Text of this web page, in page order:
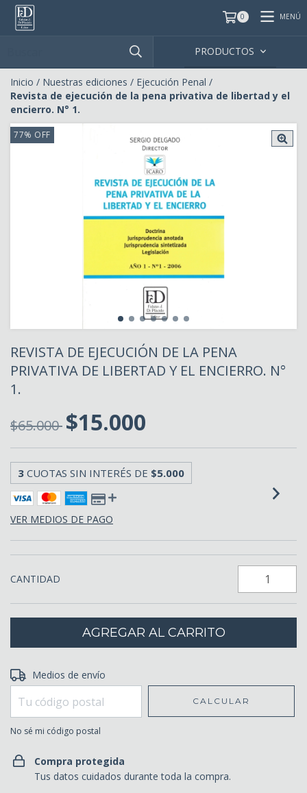
0 MENÚ
PRODUCTOS
Inicio / Nuestras ediciones / Ejecución Penal /
Revista de ejecución de la pena privativa de libertad y el
encierro. N° 1.
77% OFF
REVISTA DE EJECUCIÓN DE LA PENA
PRIVATIVA DE LIBERTAD Y EL ENCIERRO. N°
1.
$65.000 $15.000
3 CUOTAS SIN INTERÉS DE $5.000
VER MEDIOS DE PAGO
CANTIDAD
Entregas para el CP:
Medios de envío
CALCULAR
No sé mi código postal
Compra protegida
Tus datos cuidados durante toda la compra.